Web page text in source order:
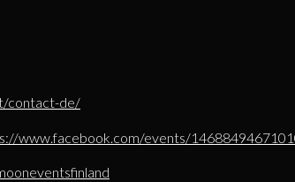
contact-de/
www.facebook.com/events/